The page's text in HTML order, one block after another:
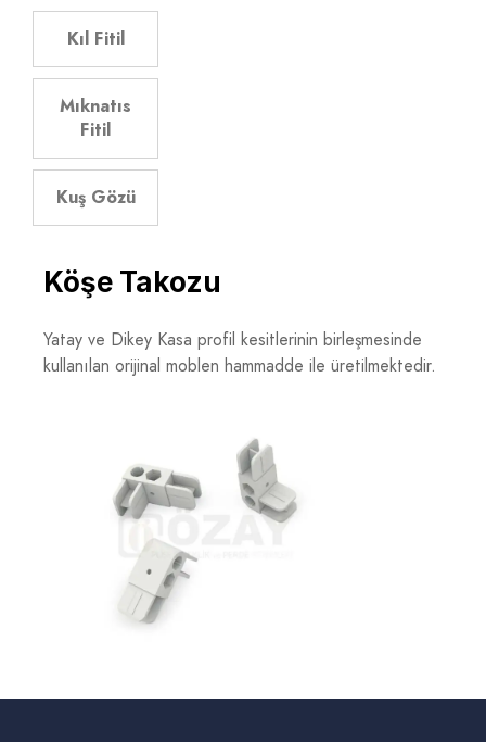
Kıl Fitil
Mıknatıs
Fitil
Kuş Gözü
Köşe Takozu
Yatay ve Dikey Kasa profil kesitlerinin birleşmesinde
kullanılan orijinal moblen hammadde ile üretilmektedir.